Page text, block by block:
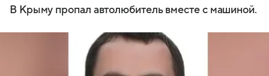
В Крыму пропал автолюбитель вместе с машиной.